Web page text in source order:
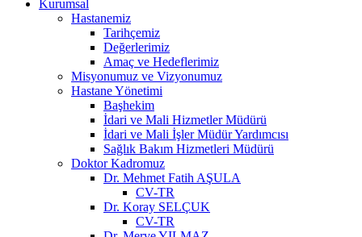
Kurumsal
Hastanemiz
Tarihçemiz
Değerlerimiz
Amaç ve Hedeflerimiz
Misyonumuz ve Vizyonumuz
Hastane Yönetimi
Başhekim
İdari ve Mali Hizmetler Müdürü
İdari ve Mali İşler Müdür Yardımcısı
Sağlık Bakım Hizmetleri Müdürü
Doktor Kadromuz
Dr. Mehmet Fatih AŞULA
CV-TR
Dr. Koray SELÇUK
CV-TR